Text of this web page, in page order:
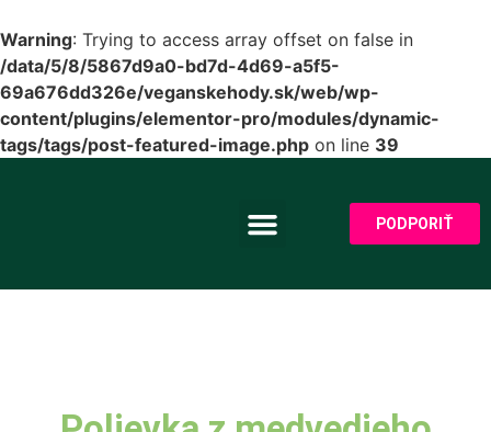
Warning: Trying to access array offset on false in
/data/5/8/5867d9a0-bd7d-4d69-a5f5-
69a676dd326e/veganskehody.sk/web/wp-
content/plugins/elementor-pro/modules/dynamic-
tags/tags/post-featured-image.php on line 39
PODPORIŤ